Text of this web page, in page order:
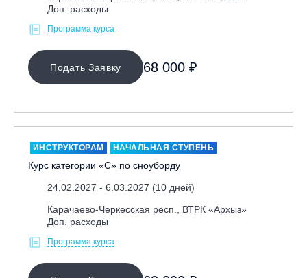
Республика Башкортостан, ГЛЦ "Банное"
Республика Башкортостан., с. Новоабзаково, ГЛЦ
Самара, ГЛК «СОК»
Санкт-Петербург, Всесезонный курорт «Игора»
Сочи, ГК «Красная Поляна»
Сочи, ГК «Роза Хутор»
Сочи, ГТЦ «Газпром»
Узбекистан, ГКЛЦ «Amirsoy»
Уфа,СШОР ПО БИАТЛОНУ РБ
Челябинская обл., Миасс, Вейк-клуб «Мастер»
Чусовой, ГК «Такман»
Южно-Сахалинск, СТК «Горный воздух»
Доп. расходы
Программа курса
Подать Заявку 68 000 ₽
ИНСТРУКТОРАМ НАЧАЛЬНАЯ СТУПЕНЬ
Курс категории «С» по сноуборду
24.02.2027 - 6.03.2027 (10 дней)
Карачаево-Черкесская респ., ВТРК «Архыз»
Доп. расходы
Программа курса